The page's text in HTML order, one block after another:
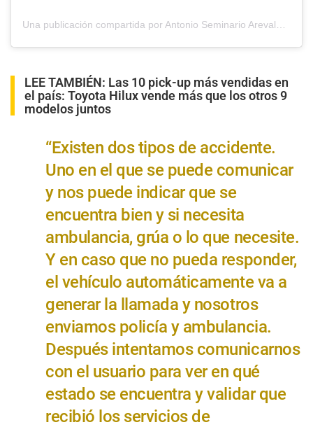
LEE TAMBIÉN: Las 10 pick-up más vendidas en
el país: Toyota Hilux vende más que los otros 9
modelos juntos
“Existen dos tipos de accidente.
Uno en el que se puede comunicar
y nos puede indicar que se
encuentra bien y si necesita
ambulancia, grúa o lo que necesite.
Y en caso que no pueda responder,
el vehículo automáticamente va a
generar la llamada y nosotros
enviamos policía y ambulancia.
Después intentamos comunicarnos
con el usuario para ver en qué
estado se encuentra y validar que
recibió los servicios de